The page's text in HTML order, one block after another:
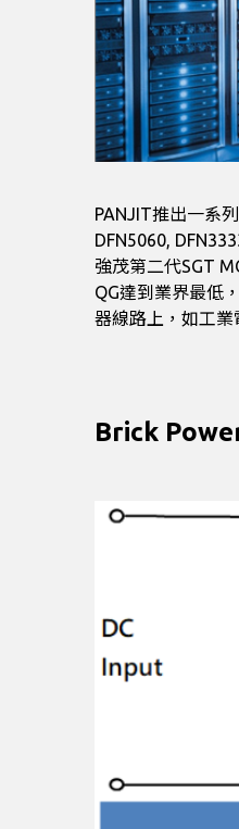
PANJIT推出一系
DFN5060,
強茂第二代SGT
QG達到業界最低
器線路上，如工業
Brick